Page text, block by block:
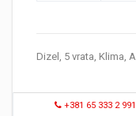
Dizel, 5 vrata, Klima,
+381 65 333 2 991